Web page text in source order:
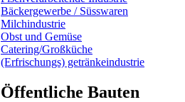
Bäckergewerbe / Süsswaren
Milchindustrie
Obst und Gemüse
Catering/Großküche
(Erfrischungs) getränkeindustrie
Öffentliche Bauten